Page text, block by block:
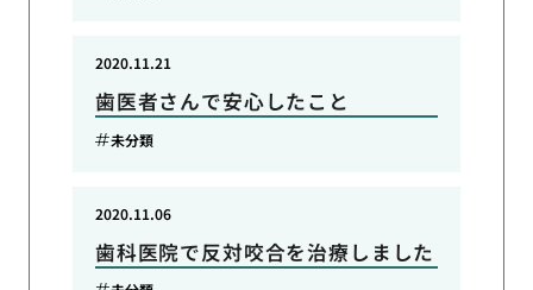
歯医者さんで安心したこと
2020.11.21
未分類
歯科医院で反対咬合を治療しました
2020.11.06